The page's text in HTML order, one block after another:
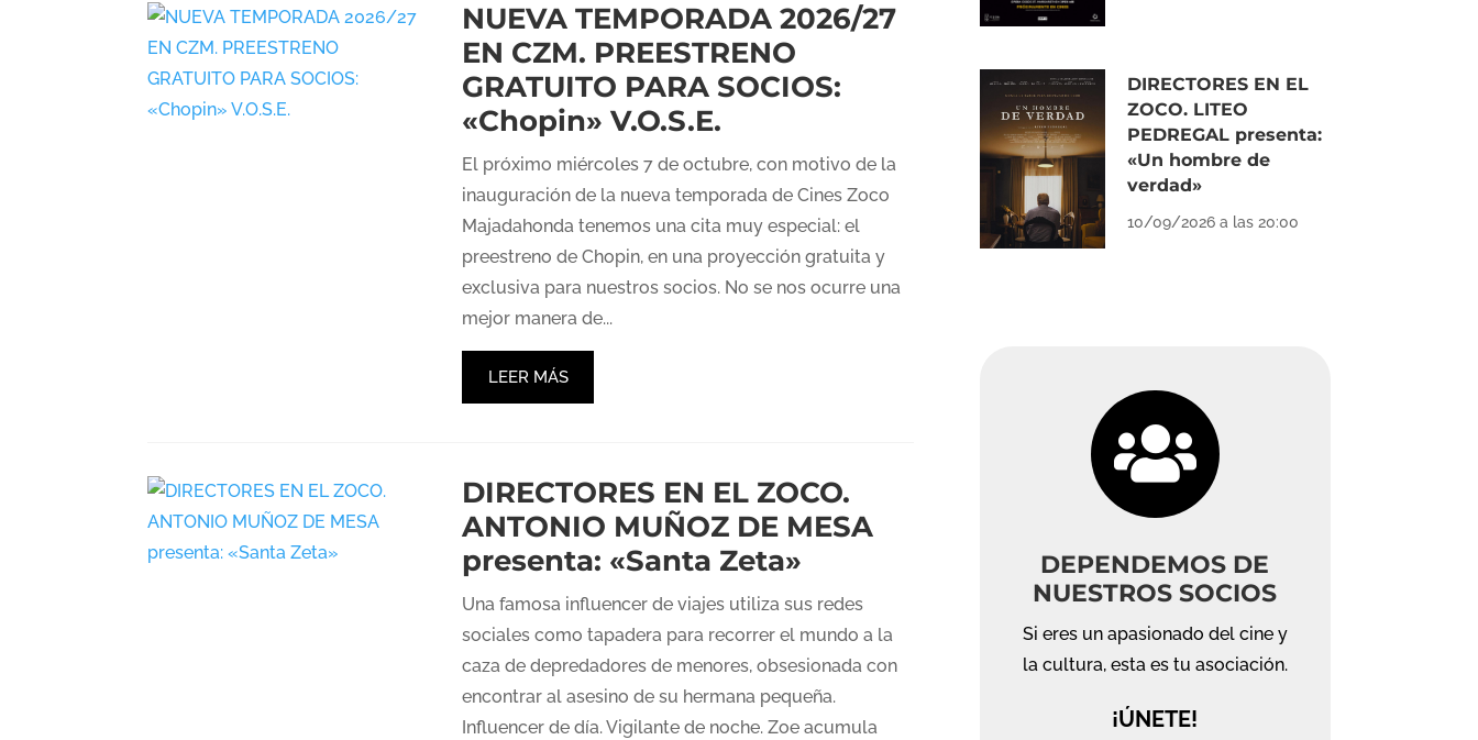
NUEVA TEMPORADA 2026/27
EN CZM. PREESTRENO
GRATUITO PARA SOCIOS:
«Chopin» V.O.S.E.
El próximo miércoles 7 de octubre, con motivo de la
inauguración de la nueva temporada de Cines Zoco
Majadahonda tenemos una cita muy especial: el
preestreno de Chopin, en una proyección gratuita y
exclusiva para nuestros socios. No se nos ocurre una
mejor manera de...
LEER MÁS
DIRECTORES EN EL ZOCO.
ANTONIO MUÑOZ DE MESA
presenta: «Santa Zeta»
Una famosa influencer de viajes utiliza sus redes
sociales como tapadera para recorrer el mundo a la
caza de depredadores de menores, obsesionada con
encontrar al asesino de su hermana pequeña.
Influencer de día. Vigilante de noche. Zoe acumula
DIRECTORES EN EL
ZOCO. LITEO
PEDREGAL presenta:
«Un hombre de
verdad»
10/09/2026 a las 20:00

DEPENDEMOS DE
NUESTROS SOCIOS
Si eres un apasionado del cine y
la cultura, esta es tu asociación.
¡ÚNETE!